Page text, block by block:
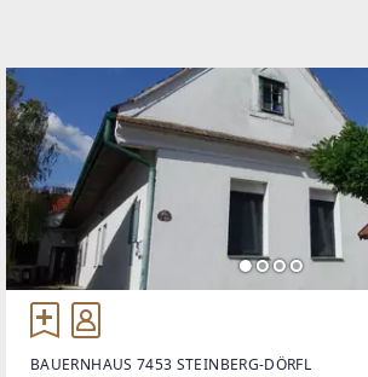
BAUERNHAUS 7453 STEINBERG-DÖRFL